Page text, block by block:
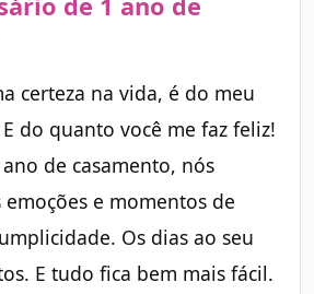
de 1 ano de
certeza na vida, é do meu
do quanto você me faz feliz!
de casamento, nós
e momentos de
Os dias ao seu
E tudo fica bem mais fácil.